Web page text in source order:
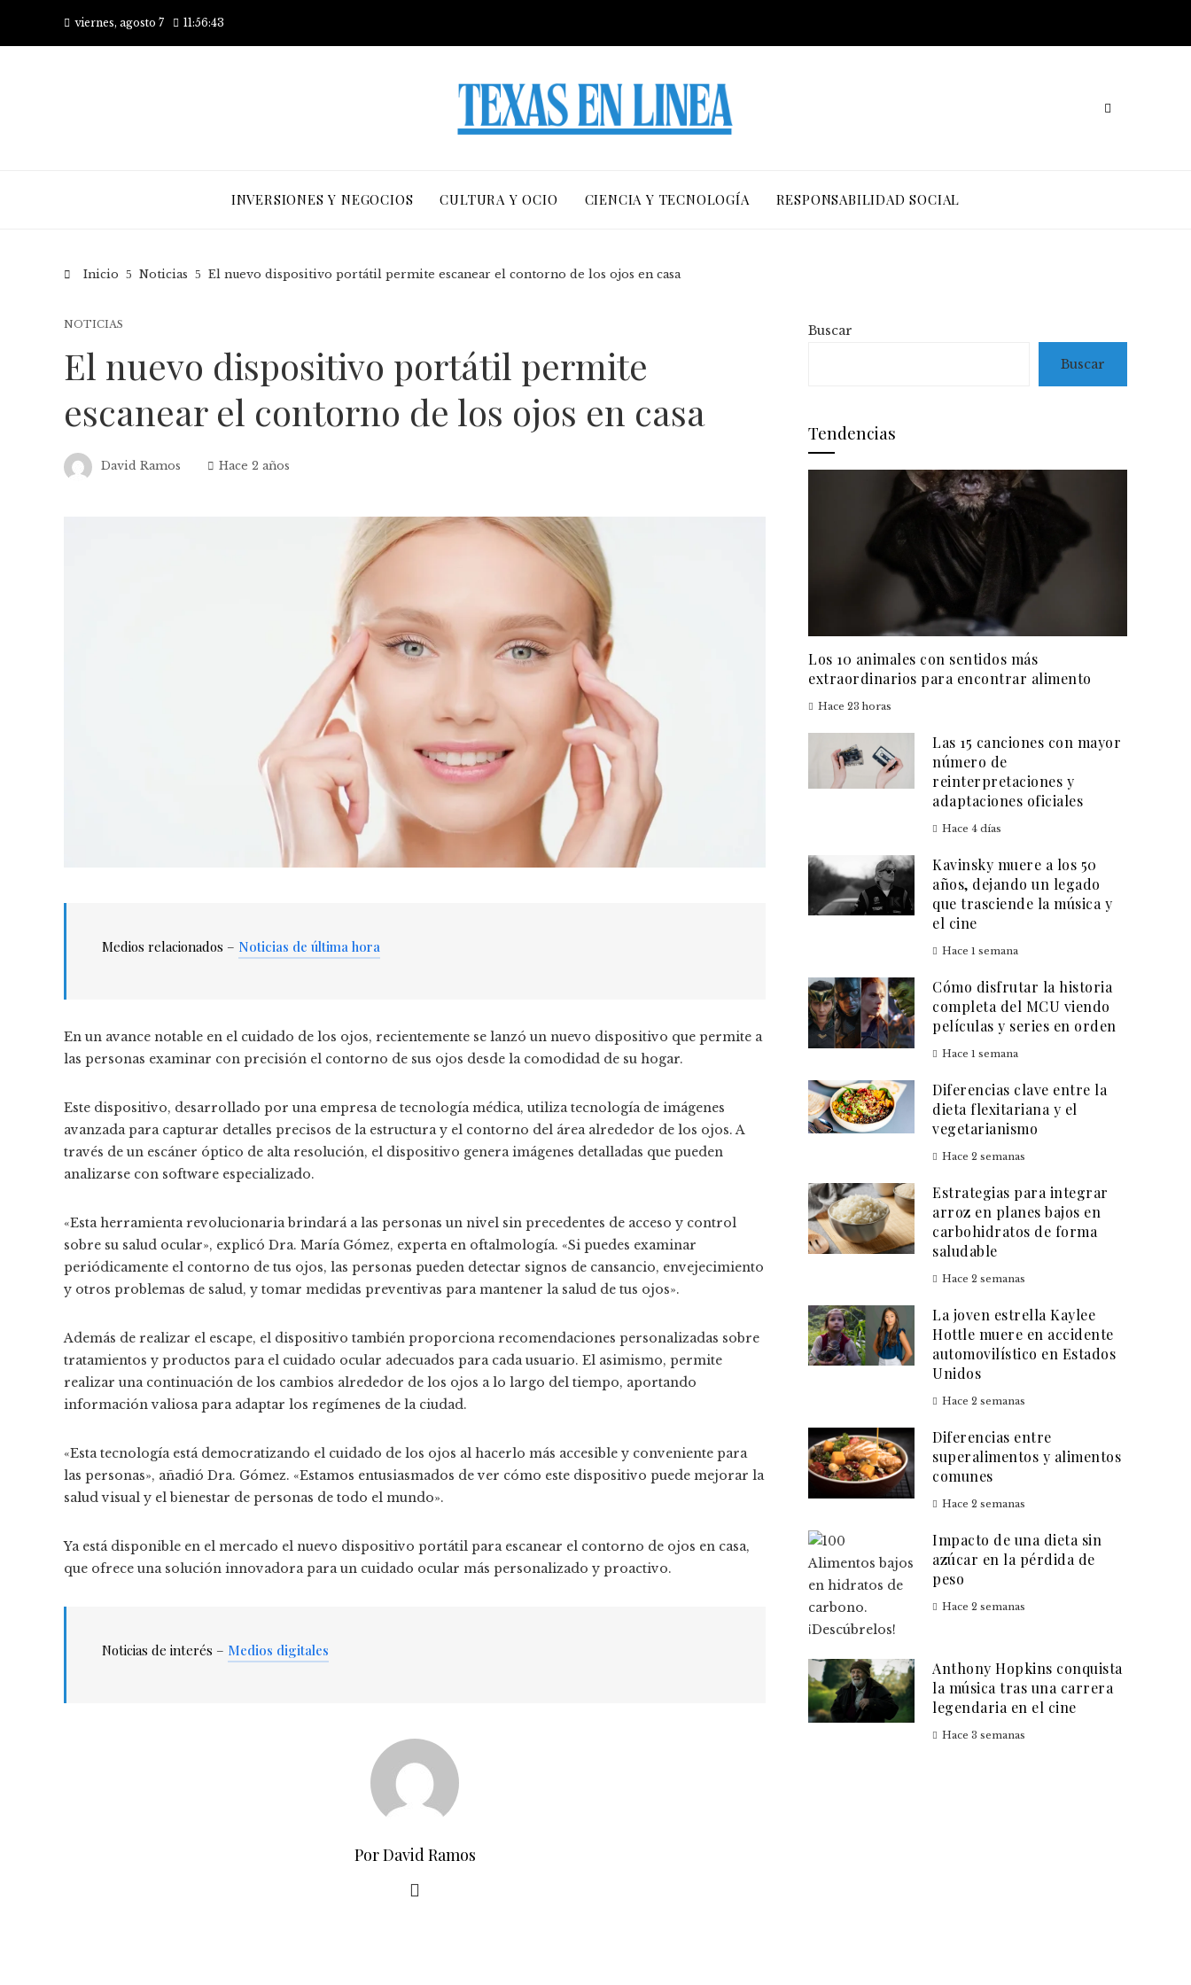
viernes, agosto 7 11:56:43
INVERSIONES Y NEGOCIOS CULTURA Y OCIO CIENCIA Y TECNOLOGÍA RESPONSABILIDAD SOCIAL
Inicio Noticias El nuevo dispositivo portátil permite escanear el contorno de los ojos en casa
NOTICIAS
El nuevo dispositivo portátil permite
escanear el contorno de los ojos en casa
David Ramos Hace 2 años
Medios relacionados – Noticias de última hora
En un avance notable en el cuidado de los ojos, recientemente se lanzó un nuevo dispositivo que permite a
las personas examinar con precisión el contorno de sus ojos desde la comodidad de su hogar.
Este dispositivo, desarrollado por una empresa de tecnología médica, utiliza tecnología de imágenes
avanzada para capturar detalles precisos de la estructura y el contorno del área alrededor de los ojos. A
través de un escáner óptico de alta resolución, el dispositivo genera imágenes detalladas que pueden
analizarse con software especializado.
«Esta herramienta revolucionaria brindará a las personas un nivel sin precedentes de acceso y control
sobre su salud ocular», explicó Dra. María Gómez, experta en oftalmología. «Si puedes examinar
periódicamente el contorno de tus ojos, las personas pueden detectar signos de cansancio, envejecimiento
y otros problemas de salud, y tomar medidas preventivas para mantener la salud de tus ojos».
Además de realizar el escape, el dispositivo también proporciona recomendaciones personalizadas sobre
tratamientos y productos para el cuidado ocular adecuados para cada usuario. El asimismo, permite
realizar una continuación de los cambios alrededor de los ojos a lo largo del tiempo, aportando
información valiosa para adaptar los regímenes de la ciudad.
«Esta tecnología está democratizando el cuidado de los ojos al hacerlo más accesible y conveniente para
las personas», añadió Dra. Gómez. «Estamos entusiasmados de ver cómo este dispositivo puede mejorar la
salud visual y el bienestar de personas de todo el mundo».
Ya está disponible en el mercado el nuevo dispositivo portátil para escanear el contorno de ojos en casa,
que ofrece una solución innovadora para un cuidado ocular más personalizado y proactivo.
Noticias de interés – Medios digitales
Por David Ramos
Buscar
Buscar
Tendencias
Los 10 animales con sentidos más
extraordinarios para encontrar alimento
Hace 23 horas
Las 15 canciones con mayor
número de
reinterpretaciones y
adaptaciones oficiales
Hace 4 días
Kavinsky muere a los 50
años, dejando un legado
que trasciende la música y
el cine
Hace 1 semana
Cómo disfrutar la historia
completa del MCU viendo
películas y series en orden
Hace 1 semana
Diferencias clave entre la
dieta flexitariana y el
vegetarianismo
Hace 2 semanas
Estrategias para integrar
arroz en planes bajos en
carbohidratos de forma
saludable
Hace 2 semanas
La joven estrella Kaylee
Hottle muere en accidente
automovilístico en Estados
Unidos
Hace 2 semanas
Diferencias entre
superalimentos y alimentos
comunes
Hace 2 semanas
Impacto de una dieta sin
azúcar en la pérdida de
peso
Hace 2 semanas
Anthony Hopkins conquista
la música tras una carrera
legendaria en el cine
Hace 3 semanas